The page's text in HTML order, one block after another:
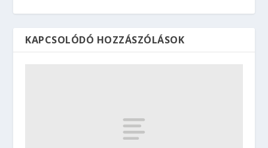
KAPCSOLÓDÓ HOZZÁSZÓLÁSOK